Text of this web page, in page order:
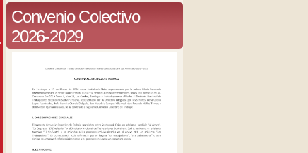
Convenio Colectivo
2026-2029